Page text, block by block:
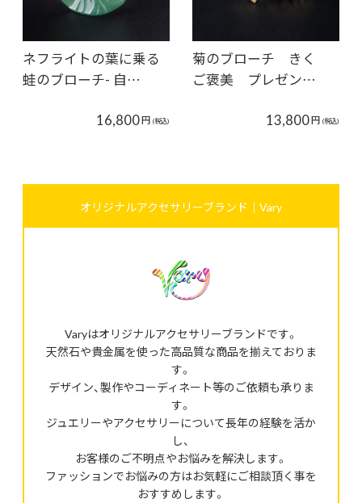
ネフライトの葉に乗る
蛙のブローチ- 自…
16,800円 (税込)
菊のブローチ きく
ご褒美 プレゼン…
13,800円 (税込)
オリジナルアクセサリーブランド｜Vary
Varyはオリジナルアクセサリーブランドです。
天然石や貴金属を使った高品質な商品を揃えておりま
す。
デザイン、製作やコーディネート等のご依頼も承りま
す。
ジュエリーやアクセサリーについて長年の経験を活か
し、
お客様のご不明点やお悩みを解決します。
ファッションでお悩みの方はお気軽にご相談頂く事を
おすすめします。